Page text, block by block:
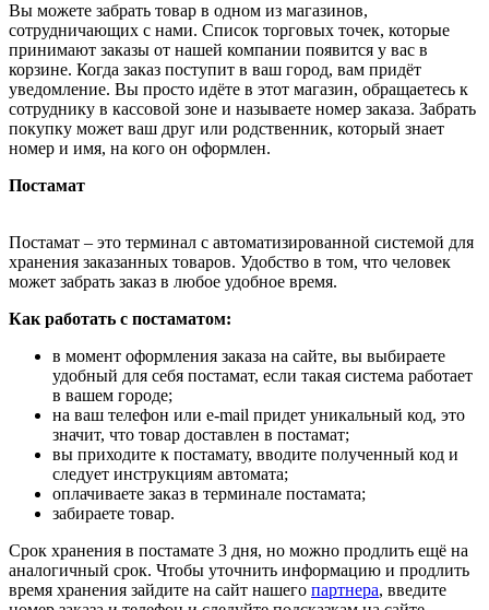
Вы можете забрать товар в одном из магазинов,
сотрудничающих с нами. Список торговых точек, которые
принимают заказы от нашей компании появится у вас в
корзине. Когда заказ поступит в ваш город, вам придёт
уведомление. Вы просто идёте в этот магазин, обращаетесь к
сотруднику в кассовой зоне и называете номер заказа. Забрать
покупку может ваш друг или родственник, который знает
номер и имя, на кого он оформлен.
Постамат
Постамат – это терминал с автоматизированной системой для
хранения заказанных товаров. Удобство в том, что человек
может забрать заказ в любое удобное время.
Как работать с постаматом:
в момент оформления заказа на сайте, вы выбираете
удобный для себя постамат, если такая система работает
в вашем городе;
на ваш телефон или e-mail придет уникальный код, это
значит, что товар доставлен в постамат;
вы приходите к постамату, вводите полученный код и
следует инструкциям автомата;
оплачиваете заказ в терминале постамата;
забираете товар.
Срок хранения в постамате 3 дня, но можно продлить ещё на
аналогичный срок. Чтобы уточнить информацию и продлить
время хранения зайдите на сайт нашего партнера, введите